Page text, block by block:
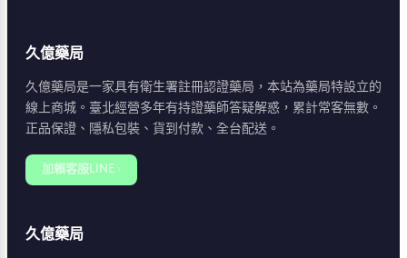
久億藥局
久億藥局是一家具有衛生署註冊認證藥局，本站為藥局特設立的
線上商城。臺北經營多年有持證藥師答疑解惑，累計常客無數。
正品保證、隱私包裝、貨到付款、全台配送。
加賴客服LINE ›
久億藥局